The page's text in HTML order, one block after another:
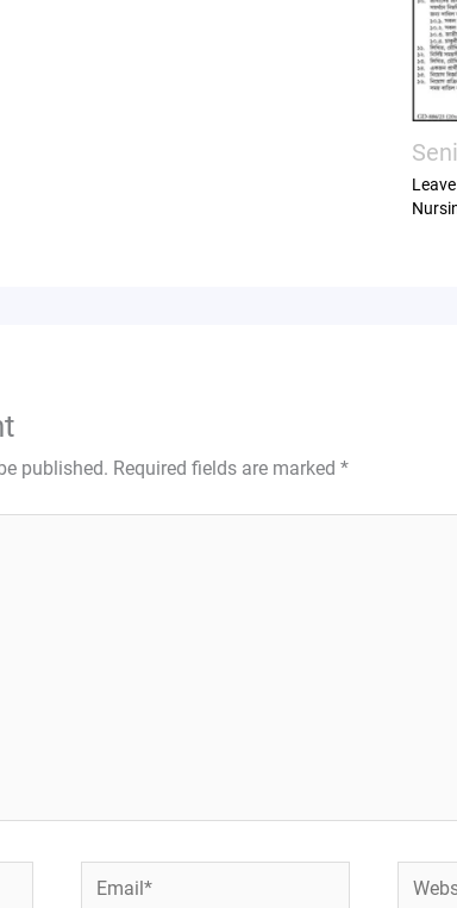
published. Required fields are marked *
Email*